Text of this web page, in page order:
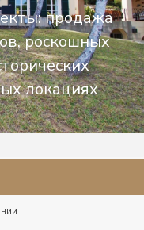
продажа
роскошных
локациях